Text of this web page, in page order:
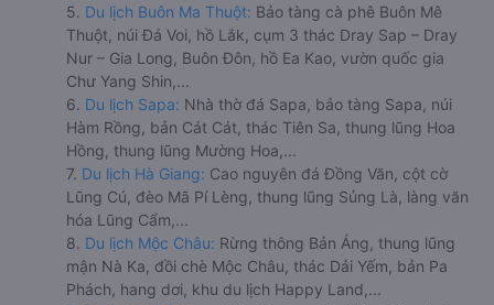
5. Du lịch Buôn Ma Thuột: Bảo tàng cà phê Buôn Mê
Thuột, núi Đá Voi, hồ Lắk, cụm 3 thác Dray Sap – Dray
Nur – Gia Long, Buôn Đôn, hồ Ea Kao, vườn quốc gia
Chư Yang Shin,...
6. Du lịch Sapa: Nhà thờ đá Sapa, bảo tàng Sapa, núi
Hàm Rồng, bản Cát Cát, thác Tiên Sa, thung lũng Hoa
Hồng, thung lũng Mường Hoa,...
7. Du lịch Hà Giang: Cao nguyên đá Đồng Văn, cột cờ
Lũng Cú, đèo Mã Pí Lèng, thung lũng Sủng Là, làng văn
hóa Lũng Cẩm,...
8. Du lịch Mộc Châu: Rừng thông Bản Áng, thung lũng
mận Nà Ka, đồi chè Mộc Châu, thác Dải Yếm, bản Pa
Phách, hang dơi, khu du lịch Happy Land,...